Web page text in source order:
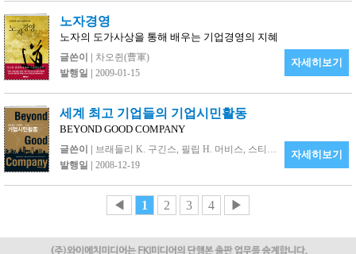
노자경영
노자의 도가사상을 통해 배우는 기업경영의 지혜
글쓴이 |
차오쥔(曹軍)
발행일 |
2009-01-15
자세히보기
세계 최고 기업들의 기업시민활동
BEYOND GOOD COMPANY
글쓴이 |
브래들리 K. 구긴스, 필립 H. 머비스, 스티븐 A. 로크린
발행일 |
2008-12-19
자세히보기
◀ 1 2 3 4 ▶